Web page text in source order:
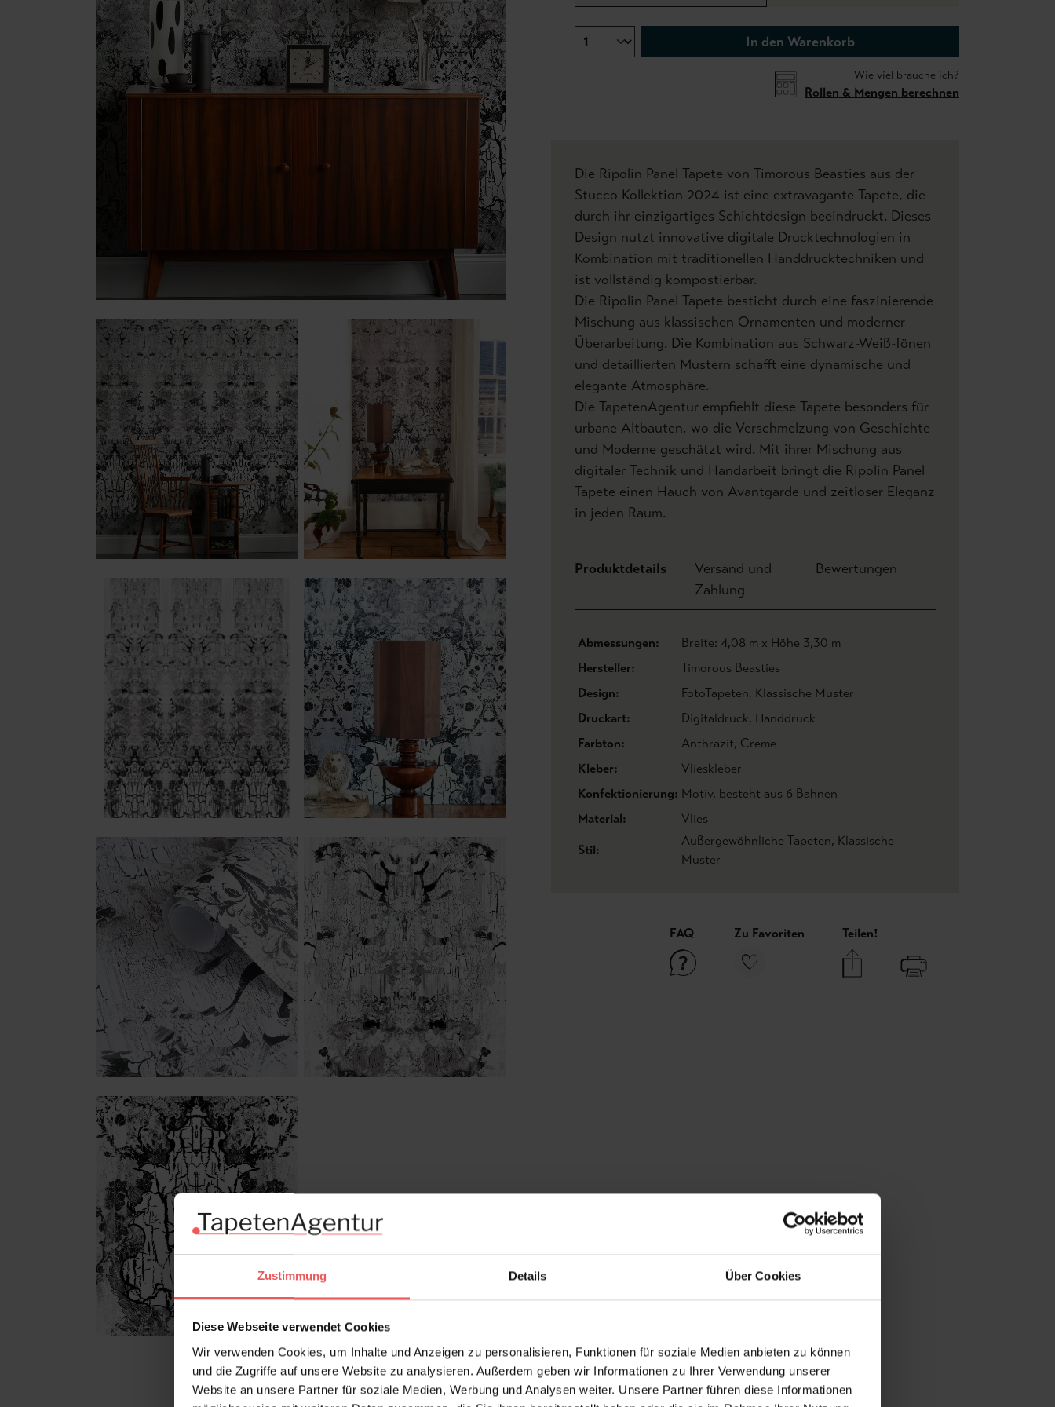
Zustimmung Details Über Cookies
Diese Webseite verwendet Cookies
Wir verwenden Cookies, um Inhalte und Anzeigen zu personalisieren, Funktionen für soziale Medien anbieten zu können
und die Zugriffe auf unsere Website zu analysieren. Außerdem geben wir Informationen zu Ihrer Verwendung unserer
Website an unsere Partner für soziale Medien, Werbung und Analysen weiter. Unsere Partner führen diese Informationen
In den Warenkorb
Wie viel brauche ich?
Rollen & Mengen berechnen
Die Ripolin Panel Tapete von Timorous Beasties aus der
Stucco Kollektion 2024 ist eine extravagante Tapete, die
durch ihr einzigartiges Schichtdesign beeindruckt. Dieses
Design nutzt innovative digitale Drucktechnologien in
Kombination mit traditionellen Handdrucktechniken und
ist vollständig kompostierbar.
Die Ripolin Panel Tapete besticht durch eine faszinierende
Mischung aus klassischen Ornamenten und moderner
Überarbeitung. Die Kombination aus Schwarz-Weiß-Tönen
und detaillierten Mustern schafft eine dynamische und
elegante Atmosphäre.
Die TapetenAgentur empfiehlt diese Tapete besonders für
urbane Altbauten, wo die Verschmelzung von Geschichte
und Moderne geschätzt wird. Mit ihrer Mischung aus
digitaler Technik und Handarbeit bringt die Ripolin Panel
Tapete einen Hauch von Avantgarde und zeitloser Eleganz
in jeden Raum.
Produktdetails
Versand und
Zahlung
Bewertungen
Abmessungen:
Breite: 4,08 m x Höhe 3,30 m
Hersteller:
Timorous Beasties
Design:
FotoTapeten, Klassische Muster
Druckart:
Digitaldruck, Handdruck
Farbton:
Anthrazit, Creme
Kleber:
Vlieskleber
Konfektionierung: Motiv, besteht aus 6 Bahnen
Material:
Vlies
Stil:
Außergewöhnliche Tapeten, Klassische
Muster
FAQ Zu Favoriten Teilen!